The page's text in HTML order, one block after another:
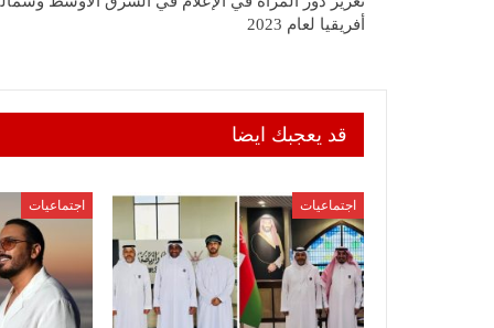
أفريقيا لعام 2023
قد يعجبك ايضا
اجتماعيات اجتماعيات